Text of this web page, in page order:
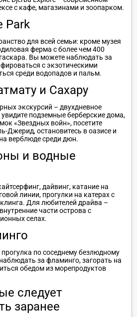
с кафе, магазинами и зоопарком.
Park
для всей семьи: кроме музея
ферма с более чем 400
Вы можете наблюдать за
с экзотическими
среди водопадов и пальм.
и Сахару
экскурсий – двухдневное
подземные берберские дома,
«Звездных войн», посетите
Джерид, остановитесь в оазисе и
верблюде среди дюн.
и водные
дайвинг, катание на
линии, прогулки на катерах с
Для любителей драйва –
части острова с
селах.
по соседнему безлюдному
за фламинго, загорать на
обедом из морепродуктов
следует
заранее